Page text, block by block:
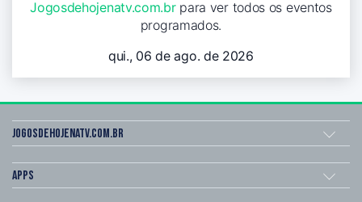
Jogosdehojenatv.com.brpara ver todos os eventos
programados.
qui., 06 de ago. de 2026
Jogosdehojenatv.com.br
Apps